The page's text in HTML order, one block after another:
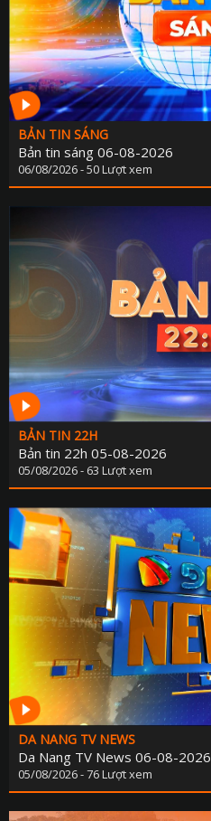
BẢN TIN SÁNG
Bản tin sáng 06-08-2026
06/08/2026 - 50 Lượt xem
BẢN TIN 22H
Bản tin 22h 05-08-2026
05/08/2026 - 63 Lượt xem
DA NANG TV NEWS
Da Nang TV News 06-08-2026
05/08/2026 - 76 Lượt xem